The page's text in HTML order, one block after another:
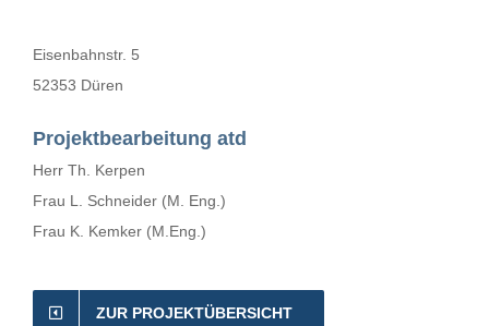
Eisenbahnstr. 5
52353 Düren
Projektbearbeitung atd
Herr Th. Kerpen
Frau L. Schneider (M. Eng.)
Frau K. Kemker (M.Eng.)
ZUR PROJEKTÜBERSICHT